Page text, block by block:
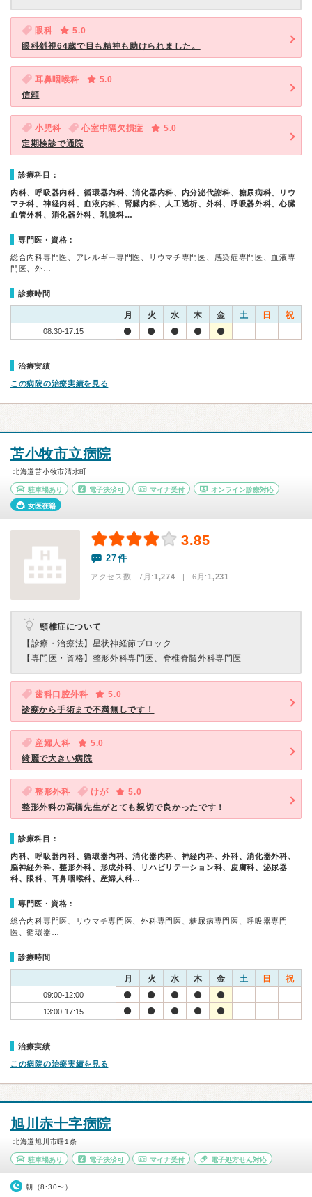
眼科
5.0
眼科斜視64歳で目も精神も助けられました。
耳鼻咽喉科
5.0
信頼
小児科 心室中隔欠損症
5.0
定期検診で通院
診療科目：
内科、呼吸器内科、循環器内科、消化器内科、内分泌代謝科、糖尿病科、リウ
マチ科、神経内科、血液内科、腎臓内科、人工透析、外科、呼吸器外科、心臓
血管外科、消化器外科、乳腺科…
専門医・資格：
総合内科専門医、アレルギー専門医、リウマチ専門医、感染症専門医、血液専
門医、外…
診療時間
月 火 水 木 金 土 日 祝
08:30-17:15
治療実績
この病院の治療実績を見る
苫小牧市立病院
北海道苫小牧市清水町
駐車場あり 電子決済可 マイナ受付 オンライン診療対応
女医在籍
3.85
27件
アクセス数 7月:1,274 | 6月:1,231
頸椎症について
【診療・治療法】 星状神経節ブロック
【専門医・資格】 整形外科専門医、脊椎脊髄外科専門医
歯科口腔外科
5.0
診察から手術まで不満無しです！
産婦人科
5.0
綺麗で大きい病院
整形外科 けが
5.0
整形外科の高橋先生がとても親切で良かったです！
診療科目：
内科、呼吸器内科、循環器内科、消化器内科、神経内科、外科、消化器外科、
脳神経外科、整形外科、形成外科、リハビリテーション科、皮膚科、泌尿器
科、眼科、耳鼻咽喉科、産婦人科…
専門医・資格：
総合内科専門医、リウマチ専門医、外科専門医、糖尿病専門医、呼吸器専門
医、循環器…
診療時間
月 火 水 木 金 土 日 祝
09:00-12:00
13:00-17:15
治療実績
この病院の治療実績を見る
旭川赤十字病院
北海道旭川市曙1条
駐車場あり 電子決済可 マイナ受付 電子処方せん対応
朝（8:30〜）